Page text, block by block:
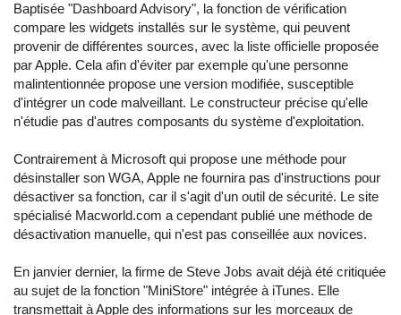
Baptisée "Dashboard Advisory", la fonction de vérification
compare les widgets installés sur le système, qui peuvent
provenir de différentes sources, avec la liste officielle proposée
par Apple. Cela afin d'éviter par exemple qu'une personne
malintentionnée propose une version modifiée, susceptible
d'intégrer un code malveillant. Le constructeur précise qu'elle
n'étudie pas d'autres composants du système d'exploitation.
Contrairement à Microsoft qui propose une méthode pour
désinstaller son WGA, Apple ne fournira pas d'instructions pour
désactiver sa fonction, car il s'agit d'un outil de sécurité. Le site
spécialisé Macworld.com a cependant publié une méthode de
désactivation manuelle, qui n'est pas conseillée aux novices.
En janvier dernier, la firme de Steve Jobs avait déjà été critiquée
au sujet de la fonction "MiniStore" intégrée à iTunes. Elle
transmettait à Apple des informations sur les morceaux de